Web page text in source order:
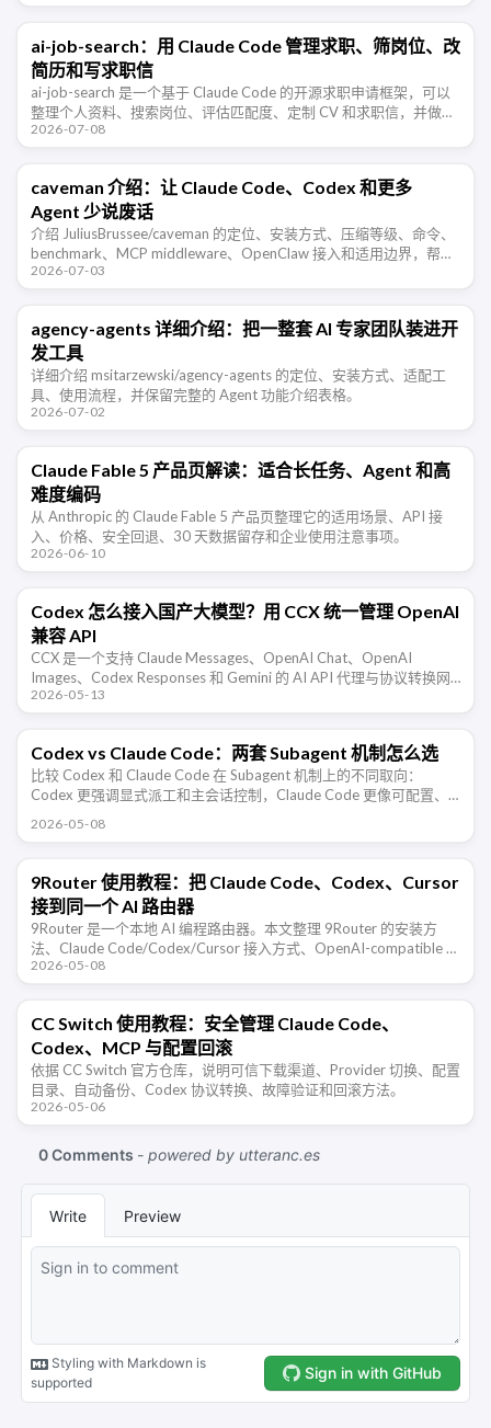
ai-job-search：用 Claude Code 管理求职、筛岗位、改
简历和写求职信
ai-job-search 是一个基于 Claude Code 的开源求职申请框架，可以
整理个人资料、搜索岗位、评估匹配度、定制 CV 和求职信，并做
ATS 可读性检查。
2026-07-08
caveman 介绍：让 Claude Code、Codex 和更多
Agent 少说废话
介绍 JuliusBrussee/caveman 的定位、安装方式、压缩等级、命令、
benchmark、MCP middleware、OpenClaw 接入和适用边界，帮助
开发者判断这类 Agent …
2026-07-03
agency-agents 详细介绍：把一整套 AI 专家团队装进开
发工具
详细介绍 msitarzewski/agency-agents 的定位、安装方式、适配工
具、使用流程，并保留完整的 Agent 功能介绍表格。
2026-07-02
Claude Fable 5 产品页解读：适合长任务、Agent 和高
难度编码
从 Anthropic 的 Claude Fable 5 产品页整理它的适用场景、API 接
入、价格、安全回退、30 天数据留存和企业使用注意事项。
2026-06-10
Codex 怎么接入国产大模型？用 CCX 统一管理 OpenAI
兼容 API
CCX 是一个支持 Claude Messages、OpenAI Chat、OpenAI
Images、Codex Responses 和 Gemini 的 AI API 代理与协议转换网
关。本文整理 …
2026-05-13
Codex vs Claude Code：两套 Subagent 机制怎么选
比较 Codex 和 Claude Code 在 Subagent 机制上的不同取向：
Codex 更强调显式派工和主会话控制，Claude Code 更像可配置、
2026-05-08
9Router 使用教程：把 Claude Code、Codex、Cursor
接到同一个 AI 路由器
9Router 是一个本地 AI 编程路由器。本文整理 9Router 的安装方
法、Claude Code/Codex/Cursor 接入方式、OpenAI-compatible …
2026-05-08
CC Switch 使用教程：安全管理 Claude Code、
Codex、MCP 与配置回滚
依据 CC Switch 官方仓库，说明可信下载渠道、Provider 切换、配置
目录、自动备份、Codex 协议转换、故障验证和回滚方法。
2026-05-06